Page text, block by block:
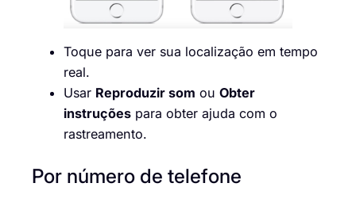
Toque para ver sua localização em tempo
real.
Usar Reproduzir som ou Obter
instruções para obter ajuda com o
rastreamento.
Por número de telefone